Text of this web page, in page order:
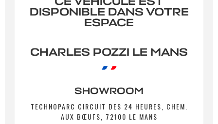
DISPONIBLE DANS VOTRE
ESPACE
CHARLES POZZI LE MANS
SHOWROOM
TECHNOPARC CIRCUIT DES 24 HEURES, CHEM.
AUX BŒUFS, 72100 LE MANS